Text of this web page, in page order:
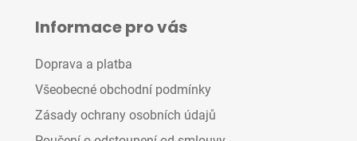
Informace pro vás
Doprava a platba
Všeobecné obchodní podmínky
Zásady ochrany osobních údajů